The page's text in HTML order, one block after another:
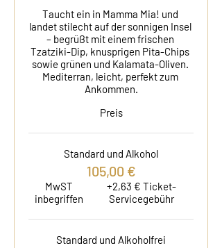
Taucht ein in Mamma Mia! und
landet stilecht auf der sonnigen Insel
– begrüßt mit einem frischen
Tzatziki-Dip, knusprigen Pita-Chips
sowie grünen und Kalamata-Oliven.
Mediterran, leicht, perfekt zum
Ankommen.
Preis
Standard und Alkohol
105,00 €
MwST
inbegriffen
+2,63 € Ticket-
Servicegebühr
Standard und Alkoholfrei